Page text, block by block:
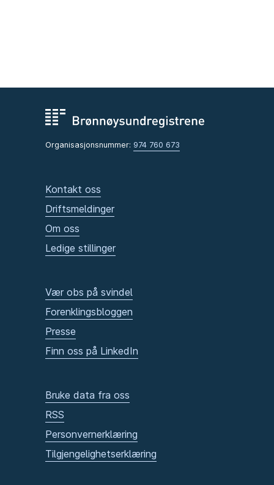
Organisasjonsnummer: 974 760 673
Kontakt oss
Driftsmeldinger
Om oss
Ledige stillinger
Vær obs på svindel
Forenklingsbloggen
Presse
Finn oss på LinkedIn
Bruke data fra oss
RSS
Personvernerklæring
Tilgjengelighetserklæring